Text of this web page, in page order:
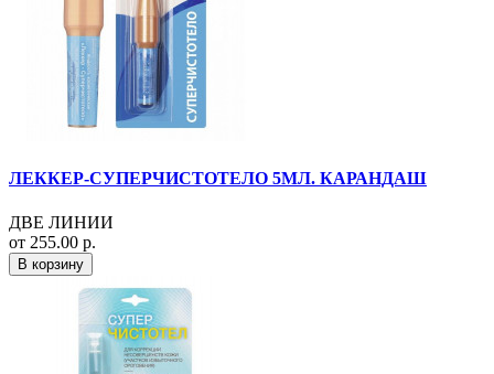
ЛЕККЕР-СУПЕРЧИСТОТЕЛО 5МЛ. КАРАНДАШ
ДВЕ ЛИНИИ
от 255.00 р.
В корзину